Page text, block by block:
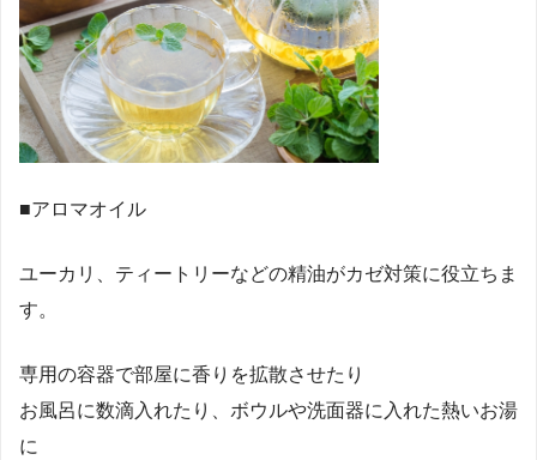
■アロマオイル
ユーカリ、ティートリーなどの精油がカゼ対策に役立ちま
す。
専用の容器で部屋に香りを拡散させたり
お風呂に数滴入れたり、ボウルや洗面器に入れた熱いお湯
に